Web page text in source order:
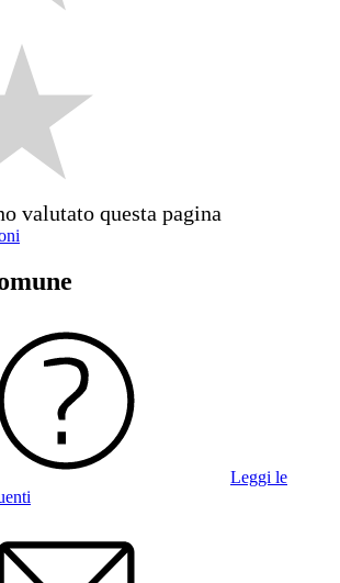
valutato questa pagina
Leggi le